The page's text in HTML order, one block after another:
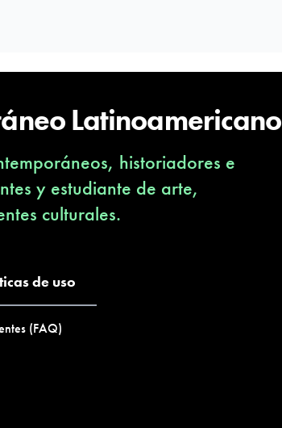
Latinoamericano
historiadores e
y estudiante de arte,
culturales.
de uso
(FAQ)